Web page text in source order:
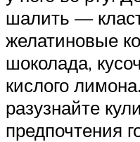
шалить —
желатиновые
шоколада,
кислого
разузнайте
предпочтения